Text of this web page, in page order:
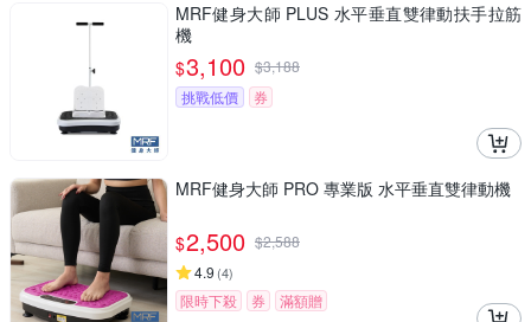
MRF健身大師 PLUS ⽔平垂直雙律動扶⼿拉筋
機
$3,100 $3,188
挑戰低價
券
MRF健身大師 PRO 專業版 ⽔平垂直雙律動機
$2,500 $2,588
4.9 (4)
限時下殺 券 滿額贈